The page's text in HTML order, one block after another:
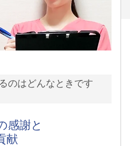
のはどんなときです
感謝と
献